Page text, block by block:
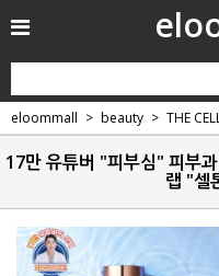
eloommall beauty THE
17만 유튜버 "피부심" 피부
랩 "셀